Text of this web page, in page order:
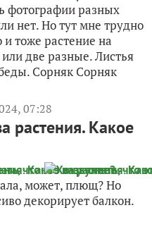
фотографии разных
нет. Но тут мне трудно
и тоже растение на
две разные. Листья
Сорняк Сорняк
07:28
растения. Какое
может, плющ? Но
декорирует балкон.